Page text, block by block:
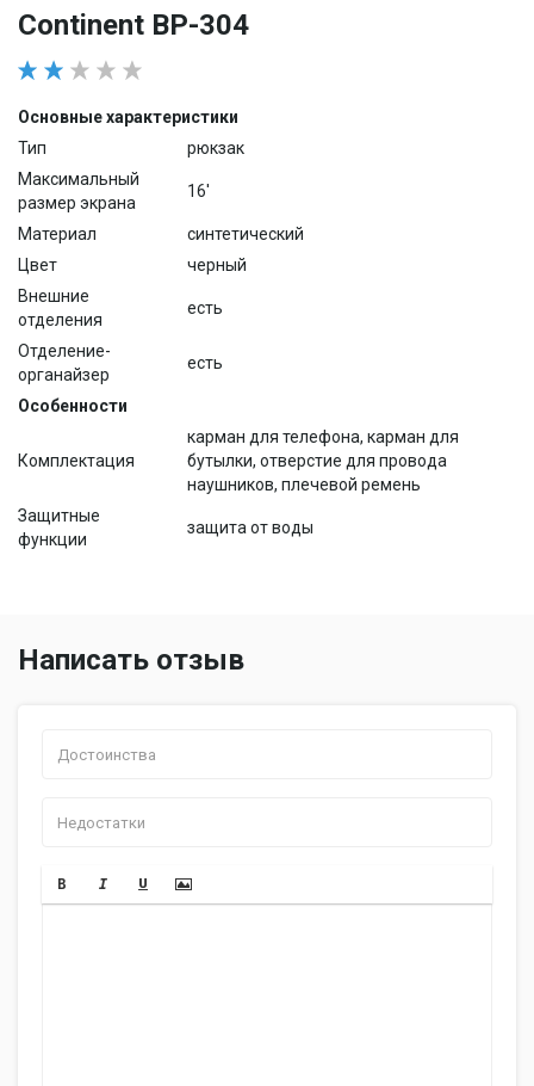
Continent BP-304
Основные характеристики
Тип
рюкзак
Максимальный
размер экрана
16'
Материал
синтетический
Цвет
черный
Внешние
отделения
есть
Отделение-
органайзер
есть
Особенности
Комплектация
карман для телефона, карман для
бутылки, отверстие для провода
наушников, плечевой ремень
Защитные
функции
защита от воды
Написать отзыв